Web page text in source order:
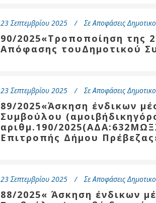
23 Σεπτεμβρίου 2025 Σε Αποφάσεις
90/2025«Τροποποίηση της
Απόφασης τουΔημοτικού
23 Σεπτεμβρίου 2025 Σε Αποφάσεις
89/2025«Άσκηση ένδικων
Συμβούλου
αριθμ.190/
Επιτροπής Δήμου
23 Σεπτεμβρίου 2025 Σε Αποφάσεις
88/2025« Άσκηση ένδικων